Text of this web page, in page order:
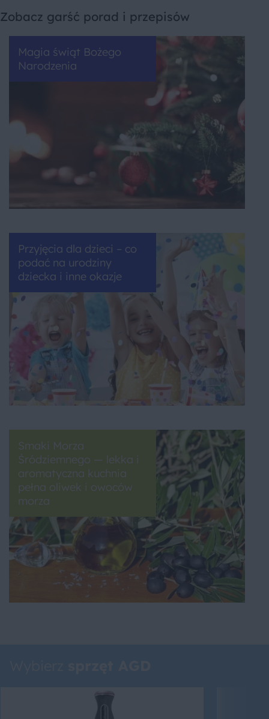
Zobacz garść porad i przepisów
Magia świąt Bożego
Narodzenia
Przyjęcia dla dzieci – co
podać na urodziny
dziecka i inne okazje
Smaki Morza
Śródziemnego — lekka i
aromatyczna kuchnia
pełna oliwek i owoców
morza